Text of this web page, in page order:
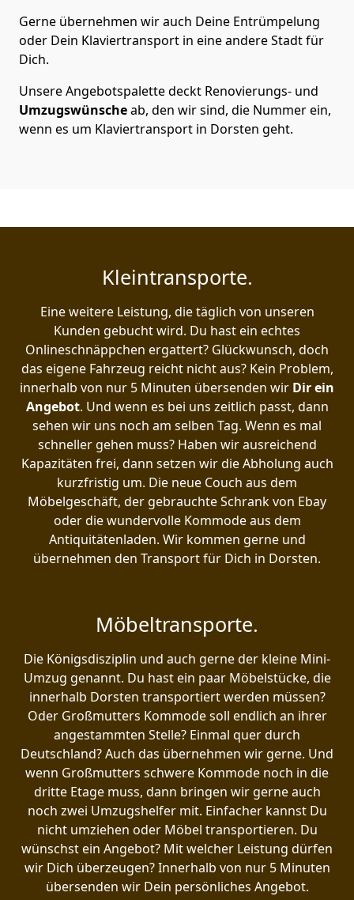
Gerne übernehmen wir auch Deine Entrümpelung
oder Dein Klaviertransport in eine andere Stadt für
Dich.
Unsere Angebotspalette deckt Renovierungs- und
Umzugswünscheab, den wir sind, die Nummer ein,
wenn es um Klaviertransport in Dorsten geht.
Kleintransporte.
Eine weitere Leistung, die täglich von unseren
Kunden gebucht wird. Du hast ein echtes
Onlineschnäppchen ergattert? Glückwunsch, doch
das eigene Fahrzeug reicht nicht aus? Kein Problem,
innerhalb von nur 5 Minuten übersenden wir Dir ein
Angebot. Und wenn es bei uns zeitlich passt, dann
sehen wir uns noch am selben Tag. Wenn es mal
schneller gehen muss? Haben wir ausreichend
Kapazitäten frei, dann setzen wir die Abholung auch
kurzfristig um. Die neue Couch aus dem
Möbelgeschäft, der gebrauchte Schrank von Ebay
oder die wundervolle Kommode aus dem
Antiquitätenladen. Wir kommen gerne und
übernehmen den Transport für Dich in Dorsten.
Möbeltransporte.
Die Königsdisziplin und auch gerne der kleine Mini-
Umzug genannt. Du hast ein paar Möbelstücke, die
innerhalb Dorsten transportiert werden müssen?
Oder Großmutters Kommode soll endlich an ihrer
angestammten Stelle? Einmal quer durch
Deutschland? Auch das übernehmen wir gerne. Und
wenn Großmutters schwere Kommode noch in die
dritte Etage muss, dann bringen wir gerne auch
noch zwei Umzugshelfer mit. Einfacher kannst Du
nicht umziehen oder Möbel transportieren. Du
wünschst ein Angebot? Mit welcher Leistung dürfen
wir Dich überzeugen? Innerhalb von nur 5 Minuten
übersenden wir Dein persönliches Angebot.